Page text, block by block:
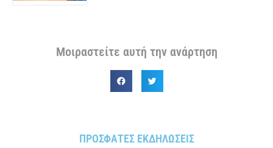
Μοιραστείτε αυτή την ανάρτηση
ΠΡΟΣΦΑΤΕΣ ΕΚΔΗΛΩΣΕΙΣ